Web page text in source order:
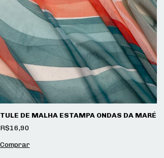
TULE DE MALHA ESTAMPA ONDAS DA MARÉ
R$16,90